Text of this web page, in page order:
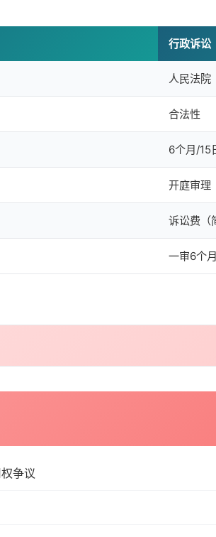
行政诉讼
人民法院
合法性
6个月/15
开庭审理
诉讼费（
一审6个
争议